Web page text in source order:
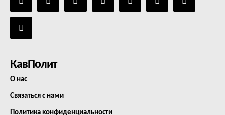
КавПолит
О нас
Связаться с нами
Политика конфиденциальности